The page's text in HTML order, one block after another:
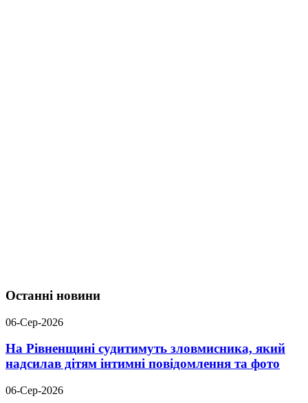
Останні новини
06-Сер-2026
На Рівненщині судитимуть зловмисника, який
надсилав дітям інтимні повідомлення та фото
06-Сер-2026